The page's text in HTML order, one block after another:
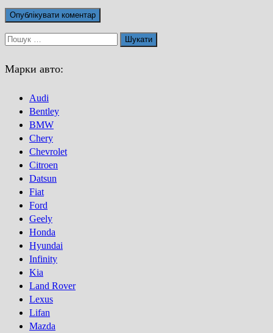
Пошук:
Марки авто:
Audi
Bentley
BMW
Chery
Chevrolet
Citroen
Datsun
Fiat
Ford
Geely
Honda
Hyundai
Infinity
Kia
Land Rover
Lexus
Lifan
Mazda